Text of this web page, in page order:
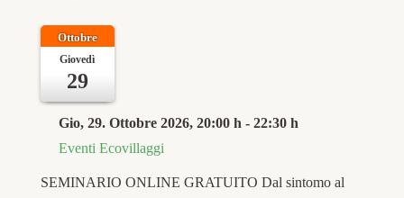
Ottobre
Giovedì
29
Gio, 29. Ottobre 2026, 20:00 h - 22:30 h
Eventi Ecovillaggi
SEMINARIO ONLINE GRATUITO Dal sintomo al